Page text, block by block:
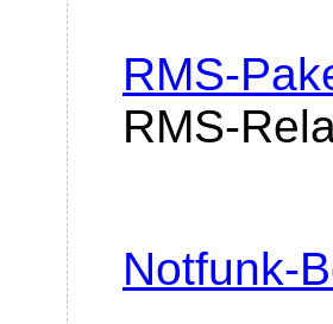
RMS-
RMS-
Notfunk-